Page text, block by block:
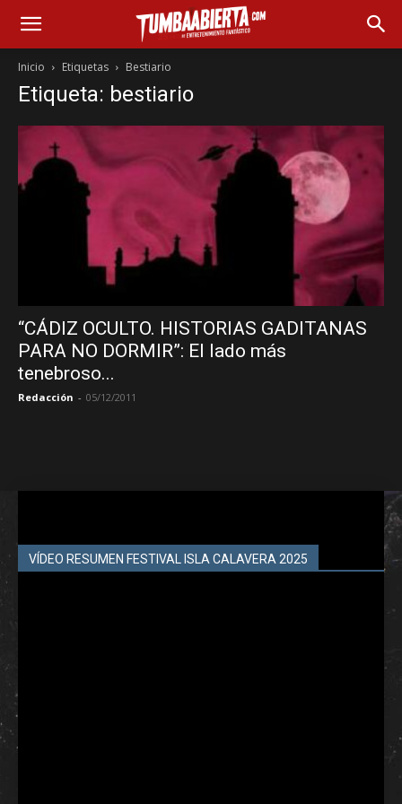
Inicio Etiquetas Bestiario
Etiqueta: bestiario
“CÁDIZ OCULTO. HISTORIAS GADITANAS
PARA NO DORMIR”: El lado más
tenebroso...
Redacción - 05/12/2011
VÍDEO RESUMEN FESTIVAL ISLA CALAVERA 2025